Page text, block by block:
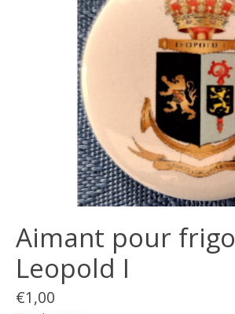
Aimant pour frigo
Leopold I
€1,00